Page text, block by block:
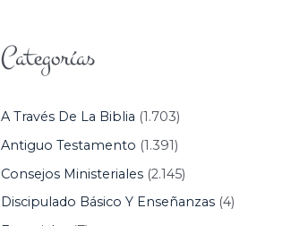
Categorías
A Través De La Biblia (1.703)
Antiguo Testamento (1.391)
Consejos Ministeriales(2.145)
Discipulado Básico Y Enseñanzas(4)